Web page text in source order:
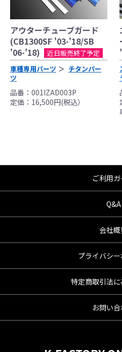
アウターチューブガード
(CB1300SF '03-'18/SB
'06-'18)
近日販売終了予定
車種専用パーツ
チタンパー
ツ
品番：001IZAD003P
定価：16,500円(税込）
ご利用
Q&A
会社
プライバシ
特定商取引法
お問い